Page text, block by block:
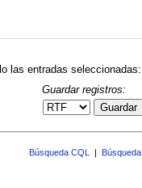
las entradas seleccionadas:
Guardar registros:
Guardar
Búsqueda CQL